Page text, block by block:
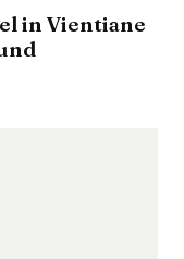
in Vientiane